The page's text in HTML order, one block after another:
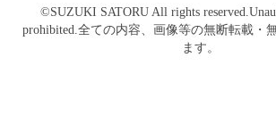
©️SUZUKI SATORU All rights
prohibited.全ての内容、画像等の無断転載・
ます。